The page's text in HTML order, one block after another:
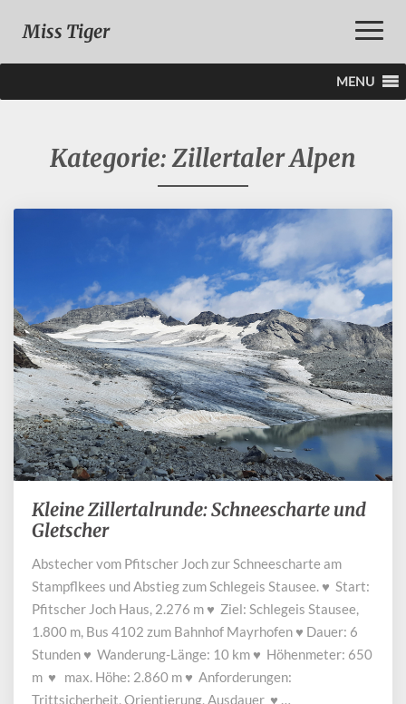
Toggle
Miss Tiger
MENU
Kategorie:Zillertaler Alpen
Kleine
Zillertalrunde:
und
Gletscher
Kleine Zillertalrunde: Schneescharte und
Gletscher
Abstecher vom Pfitscher Joch zur Schneescharte am
Stampflkees und Abstieg zum Schlegeis Stausee. ♥ Start:
Pfitscher Joch Haus, 2.276 m ♥ Ziel: Schlegeis Stausee,
1.800 m, Bus 4102 zum Bahnhof Mayrhofen ♥ Dauer: 6
Stunden ♥ Wanderung-Länge: 10 km ♥ Höhenmeter: 650
m ♥ max. Höhe: 2.860 m ♥ Anforderungen:
Trittsicherheit, Orientierung, Ausdauer ♥ …